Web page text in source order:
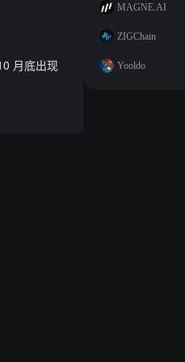
月底出现
MAGNE.AI
ZIGChain
Yooldo